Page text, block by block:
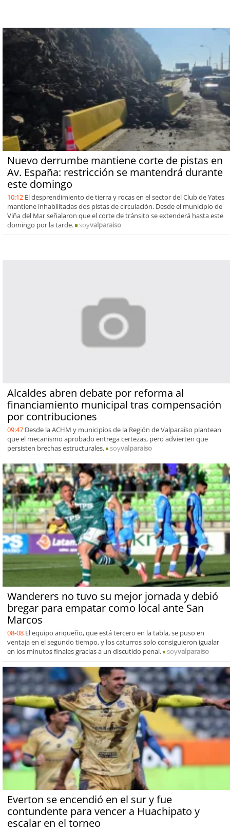
Nuevo derrumbe mantiene corte de pistas en
Av. España: restricción se mantendrá durante
este domingo
10:12 El desprendimiento de tierra y rocas en el sector del Club de Yates
mantiene inhabilitadas dos pistas de circulación. Desde el municipio de
Viña del Mar señalaron que el corte de tránsito se extenderá hasta este
domingo por la tarde.
soyvalparaiso
Alcaldes abren debate por reforma al
financiamiento municipal tras compensación
por contribuciones
09:47 Desde la ACHM y municipios de la Región de Valparaíso plantean
que el mecanismo aprobado entrega certezas, pero advierten que
persisten brechas estructurales.
soyvalparaiso
Wanderers no tuvo su mejor jornada y debió
bregar para empatar como local ante San
Marcos
08-08 El equipo ariqueño, que está tercero en la tabla, se puso en
ventaja en el segundo tiempo, y los caturros solo consiguieron igualar
en los minutos finales gracias a un discutido penal.
soyvalparaiso
Everton se encendió en el sur y fue
contundente para vencer a Huachipato y
escalar en el torneo